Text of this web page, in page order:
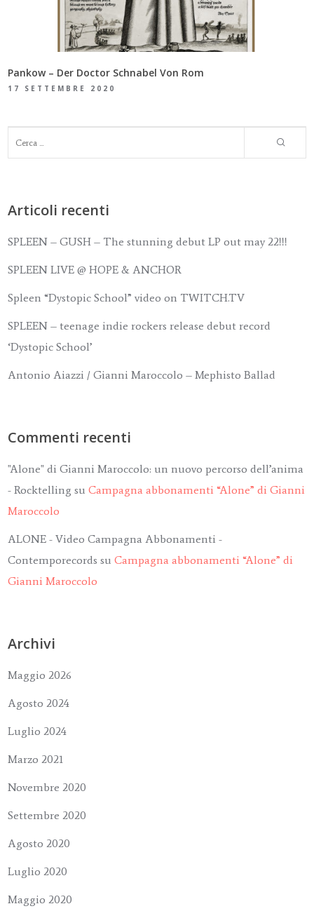
Pankow – Der Doctor Schnabel Von Rom
17 SETTEMBRE 2020
Articoli recenti
SPLEEN – GUSH – The stunning debut LP out may 22!!!
SPLEEN LIVE @ HOPE & ANCHOR
Spleen “Dystopic School” video on TWITCH.TV
SPLEEN – teenage indie rockers release debut record
‘Dystopic School’
Antonio Aiazzi / Gianni Maroccolo – Mephisto Ballad
Commenti recenti
"Alone" di Gianni Maroccolo: un nuovo percorso dell’anima
- Rocktelling suCampagna abbonamenti “Alone” di Gianni
Maroccolo
ALONE - Video Campagna Abbonamenti -
Contemporecords suCampagna abbonamenti “Alone” di
Gianni Maroccolo
Archivi
Maggio 2026
Agosto 2024
Luglio 2024
Marzo 2021
Novembre 2020
Settembre 2020
Agosto 2020
Luglio 2020
Maggio 2020